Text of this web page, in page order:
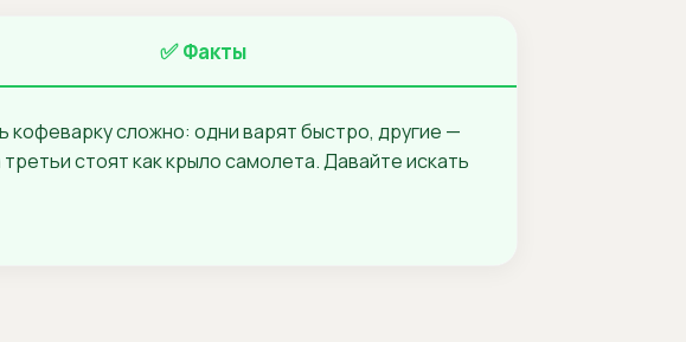
✅ Факты
кофеварку сложно: одни варят быстро, другие —
третьи стоят как крыло самолета. Давайте искать